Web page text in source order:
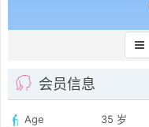
会员信息
Age
35 岁